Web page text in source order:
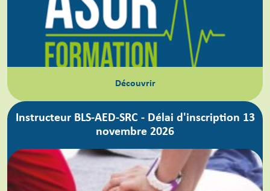
Découvrir
Instructeur BLS-AED-SRC - Délai d'inscription 13
novembre 2026